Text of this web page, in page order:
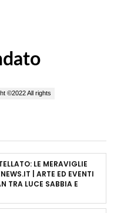
LE MERAVIGLIE
| ARTE ED EVENTI
TRA LUCE SABBIA E